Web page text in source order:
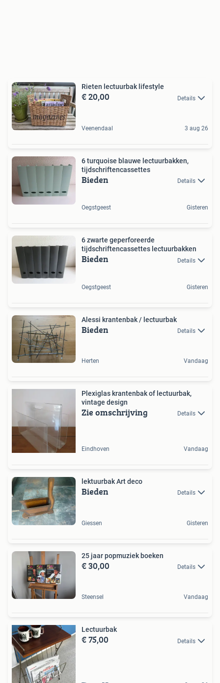
Rieten lectuurbak lifestyle
€ 20,00 Details
Veenendaal 3 aug 26
6 turquoise blauwe lectuurbakken,
tijdschriftencassettes
Bieden Details
Oegstgeest Gisteren
6 zwarte geperforeerde
tijdschriftencassettes lectuurbakken
Bieden Details
Oegstgeest Gisteren
Alessi krantenbak / lectuurbak
Bieden Details
Herten Vandaag
Plexiglas krantenbak of lectuurbak,
vintage design
Zie omschrijving Details
Eindhoven Vandaag
lektuurbak Art deco
Bieden Details
Giessen Gisteren
25 jaar popmuziek boeken
€ 30,00 Details
Steensel Vandaag
Lectuurbak
€ 75,00 Details